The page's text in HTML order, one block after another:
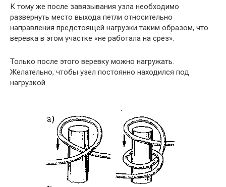
К тому же после завязывания узла необходимо
развернуть место выхода петли относительно
направления предстоящей нагрузки таким образом, что
веревка в этом участке «не работала на срез».
Только после этого веревку можно нагружать.
Желательно, чтобы узел постоянно находился под
нагрузкой.